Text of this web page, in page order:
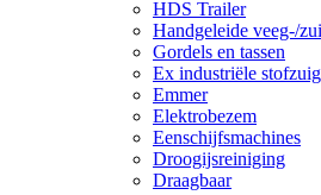
HDS Trailer
Handgeleide veeg-/
Gordels en tassen
Ex industriële
Emmer
Elektrobezem
Eenschijfsmachines
Droogijsreiniging
Draagbaar